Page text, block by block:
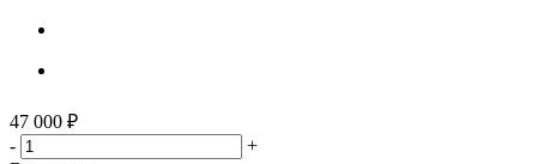
47 000 ₽
-
+